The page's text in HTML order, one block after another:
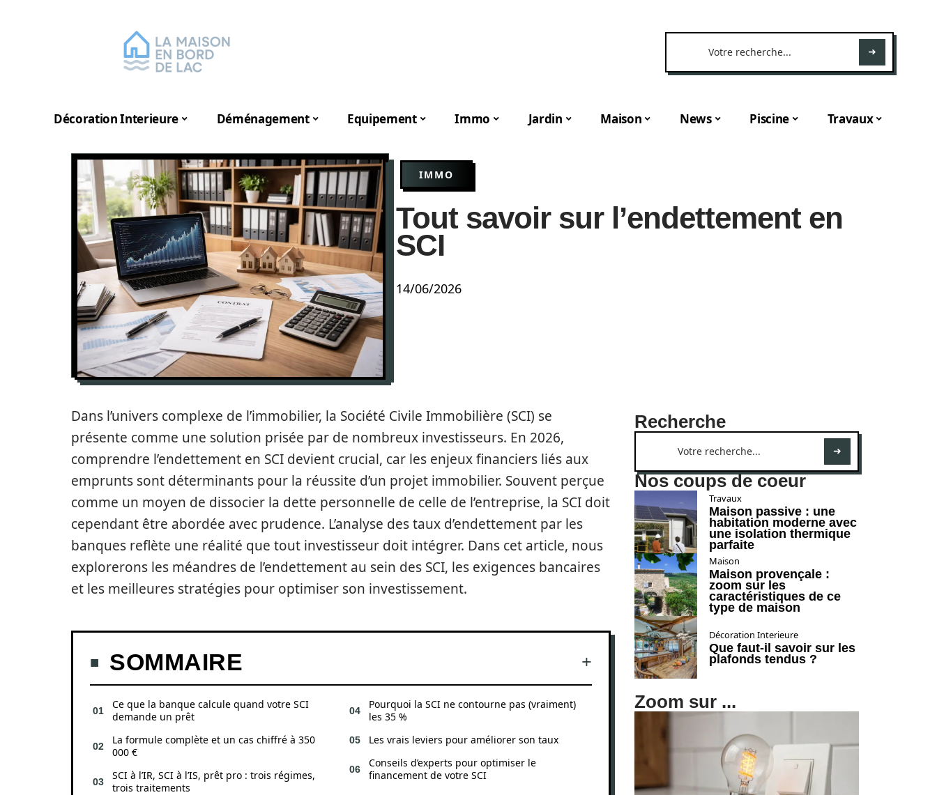
Décoration Interieure Déménagement Equipement Immo Jardin Maison News Piscine Travaux
IMMO
Tout savoir sur l’endettement en
SCI
14/06/2026
Dans l’univers complexe de l’immobilier, la Société Civile Immobilière (SCI) se
présente comme une solution prisée par de nombreux investisseurs. En 2026,
comprendre l’endettement en SCI devient crucial, car les enjeux financiers liés aux
emprunts sont déterminants pour la réussite d’un projet immobilier. Souvent perçue
comme un moyen de dissocier la dette personnelle de celle de l’entreprise, la SCI doit
cependant être abordée avec prudence. L’analyse des taux d’endettement par les
banques reflète une réalité que tout investisseur doit intégrer. Dans cet article, nous
explorerons les méandres de l’endettement au sein des SCI, les exigences bancaires
et les meilleures stratégies pour optimiser son investissement.
SOMMAIRE
Ce que la banque calcule quand votre SCI
demande un prêt
La formule complète et un cas chiffré à 350
000 €
SCI à l’IR, SCI à l’IS, prêt pro : trois régimes,
trois traitements
Pourquoi la SCI ne contourne pas (vraiment)
les 35 %
Les vrais leviers pour améliorer son taux
Conseils d’experts pour optimiser le
financement de votre SCI
Recherche
Nos coups de coeur
Travaux
Maison passive : une
habitation moderne avec
une isolation thermique
parfaite
Maison
Maison provençale :
zoom sur les
caractéristiques de ce
type de maison
Décoration Interieure
Que faut-il savoir sur les
plafonds tendus ?
Zoom sur ...